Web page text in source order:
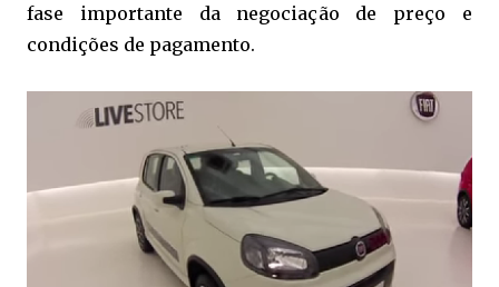
fase importante da negociação de preço e
condições de pagamento.